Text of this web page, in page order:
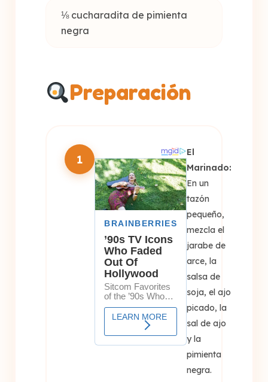
⅛ cucharadita de pimienta
negra
Preparación
1
El
Marinado:
En un
tazón
pequeño,
mezcla el
jarabe de
arce, la
salsa de
soja, el ajo
picado, la
sal de ajo
y la
pimienta
negra.